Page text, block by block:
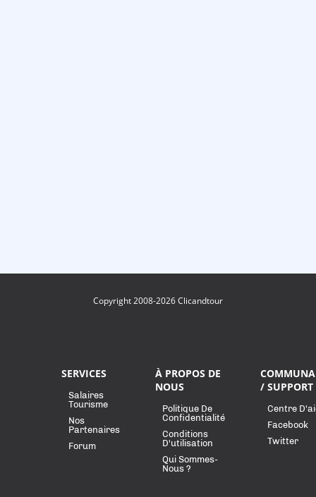
Copyright 2008-2026 Clicandtour
SERVICES
Salaires
Tourisme
Nos
Partenaires
Forum
À PROPOS DE
NOUS
Politique De
Confidentialité
Conditions
D'utilisation
Qui Sommes-
Nous ?
/ SUPPORT
Centre
Facebook
Twitter